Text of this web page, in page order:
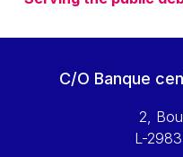
Viviane Reding
Walter Hagg
Wolfgang
C/O Banque
2,
L-